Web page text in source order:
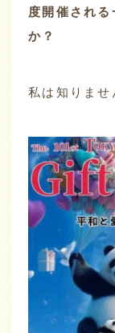
度開催され
か？
私は知りま